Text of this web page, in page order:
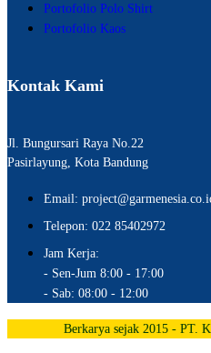
Portofolio Polo Shirt
Portofolio Kaos
Kontak Kami
Jl. Bungursari Raya No.22
Pasirlayung, Kota Bandung
Email:
Telepon: 022 85402972
Jam Kerja:
- Sen-Jum 8:00 - 17:00
- Sab: 08:00 - 12:00
Berkarya sejak 2015 - PT.